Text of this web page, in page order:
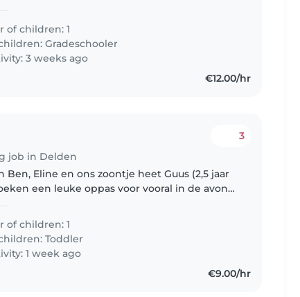
of children: 1
Gradeschooler
3 weeks ago
€12.00/hr
job in Delden
3
Ben, Eline en ons zoontje heet Guus (2,5 jaar
een leuke oppas voor vooral in de avond.
of children: 1
Toddler
1 week ago
€9.00/hr